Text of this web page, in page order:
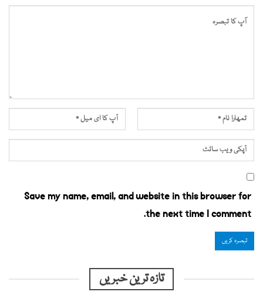
Save my name, email, and website in this browser for
the next time I comment.
تازہ ترین خبریں